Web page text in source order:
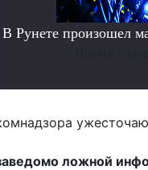
В Рунете произошел
ложной